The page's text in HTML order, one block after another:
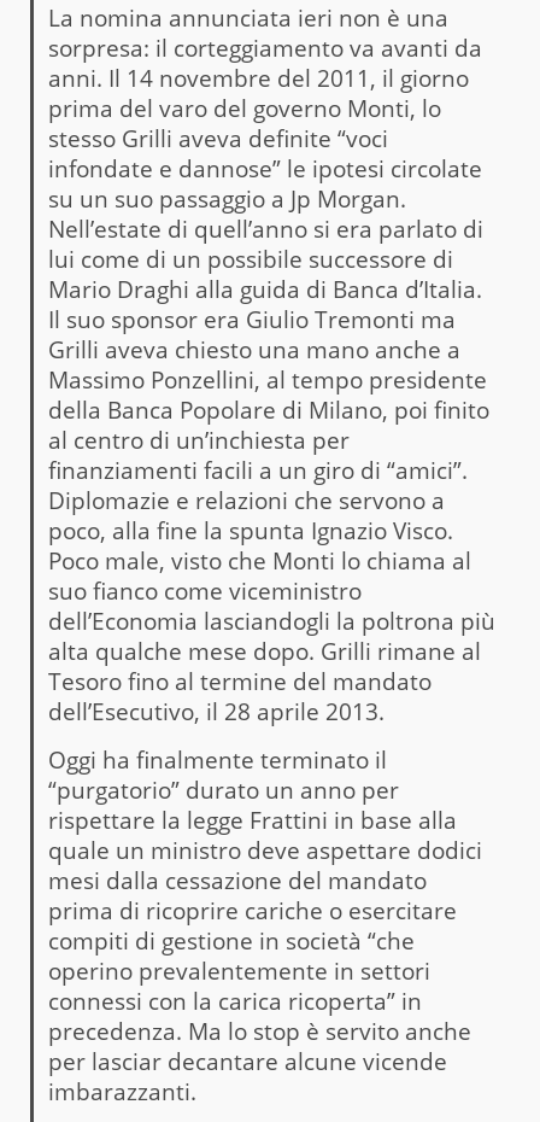
La nomina annunciata ieri non è una
sorpresa: il corteggiamento va avanti da
anni. Il 14 novembre del 2011, il giorno
prima del varo del governo Monti, lo
stesso Grilli aveva definite “voci
infondate e dannose” le ipotesi circolate
su un suo passaggio a Jp Morgan.
Nell’estate di quell’anno si era parlato di
lui come di un possibile successore di
Mario Draghi alla guida di Banca d’Italia.
Il suo sponsor era Giulio Tremonti ma
Grilli aveva chiesto una mano anche a
Massimo Ponzellini, al tempo presidente
della Banca Popolare di Milano, poi finito
al centro di un’inchiesta per
finanziamenti facili a un giro di “amici”.
Diplomazie e relazioni che servono a
poco, alla fine la spunta Ignazio Visco.
Poco male, visto che Monti lo chiama al
suo fianco come viceministro
dell’Economia lasciandogli la poltrona più
alta qualche mese dopo. Grilli rimane al
Tesoro fino al termine del mandato
dell’Esecutivo, il 28 aprile 2013.
Oggi ha finalmente terminato il
“purgatorio” durato un anno per
rispettare la legge Frattini in base alla
quale un ministro deve aspettare dodici
mesi dalla cessazione del mandato
prima di ricoprire cariche o esercitare
compiti di gestione in società “che
operino prevalentemente in settori
connessi con la carica ricoperta” in
precedenza. Ma lo stop è servito anche
per lasciar decantare alcune vicende
imbarazzanti.